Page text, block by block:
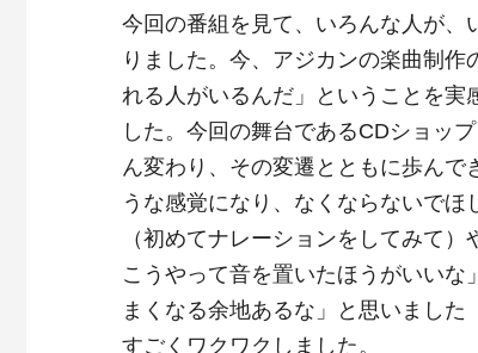
今回の番組を見て、いろんな人が
りました。今、アジカンの楽曲制
れる人がいるんだ」ということを実
した。今回の舞台であるCDショッ
ん変わり、その変遷とともに歩ん
うな感覚になり、なくならないでほ
（初めてナレーションをしてみて
こうやって音を置いたほうがいい
まくなる余地あるな」と思いました
すごくワクワクしました。